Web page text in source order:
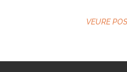
VEURE